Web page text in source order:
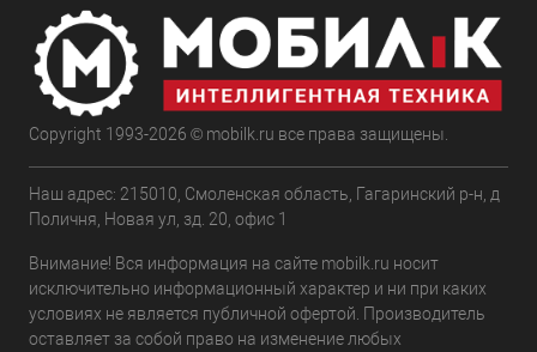
Copyright 1993-2026 © mobilk.ru все права защищены.
Наш адрес: 215010, Смоленская область, Гагаринский р-н, д
Поличня, Новая ул, зд. 20, офис 1
Внимание! Вся информация на сайте mobilk.ru носит
исключительно информационный характер и ни при каких
условиях не является публичной офертой. Производитель
оставляет за собой право на изменение любых